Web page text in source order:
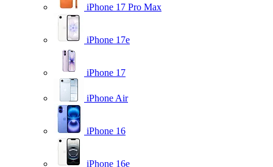
iPhone 17 Pro Max
iPhone 17e
iPhone 17
iPhone Air
iPhone 16
iPhone 16e